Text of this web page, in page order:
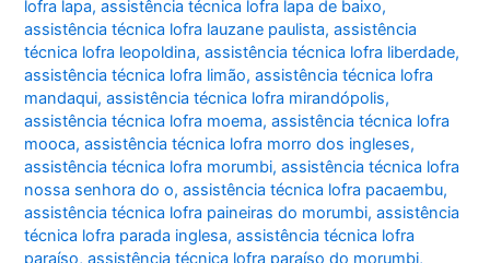
lofra lapa,assistência técnica lofra lapa de baixo,
assistência técnica lofra lauzane paulista,assistência
técnica lofra leopoldina,assistência técnica lofra liberdade,
assistência técnica lofra limão,assistência técnica lofra
mandaqui,assistência técnica lofra mirandópolis,
assistência técnica lofra moema,assistência técnica lofra
mooca,assistência técnica lofra morro dos ingleses,
assistência técnica lofra morumbi,assistência técnica lofra
nossa senhora do o,assistência técnica lofra pacaembu,
assistência técnica lofra paineiras do morumbi,assistência
técnica lofra parada inglesa,assistência técnica lofra
paraíso,assistência técnica lofra paraíso do morumbi,